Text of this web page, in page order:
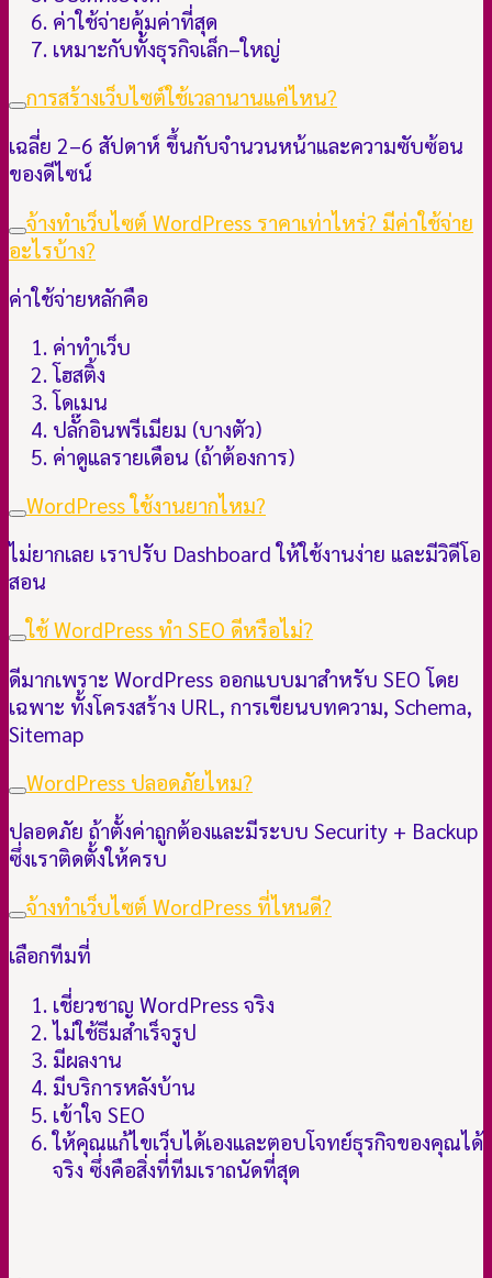
ค่าใช้จ่ายคุ้มค่าที่สุด
เหมาะกับทั้งธุรกิจเล็ก–ใหญ่
การสร้างเว็บไซต์ใช้เวลานานแค่ไหน?
เฉลี่ย 2–6 สัปดาห์ ขึ้นกับจำนวนหน้าและความซับซ้อน
ของดีไซน์
จ้างทำเว็บไซต์ WordPress ราคาเท่าไหร่? มีค่าใช้จ่าย
อะไรบ้าง?
ค่าใช้จ่ายหลักคือ
ค่าทำเว็บ
โฮสติ้ง
โดเมน
ปลั๊กอินพรีเมียม (บางตัว)
ค่าดูแลรายเดือน (ถ้าต้องการ)
WordPress ใช้งานยากไหม?
ไม่ยากเลย เราปรับ Dashboard ให้ใช้งานง่าย และมีวิดีโอ
สอน
ใช้ WordPress ทำ SEO ดีหรือไม่?
ดีมากเพราะ WordPress ออกแบบมาสำหรับ SEO โดย
เฉพาะ ทั้งโครงสร้าง URL, การเขียนบทความ, Schema,
Sitemap
WordPress ปลอดภัยไหม?
ปลอดภัย ถ้าตั้งค่าถูกต้องและมีระบบ Security + Backup
ซึ่งเราติดตั้งให้ครบ
จ้างทำเว็บไซต์ WordPress ที่ไหนดี?
เลือกทีมที่
เชี่ยวชาญ WordPress จริง
ไม่ใช้ธีมสำเร็จรูป
มีผลงาน
มีบริการหลังบ้าน
เข้าใจ SEO
ให้คุณแก้ไขเว็บได้เองและตอบโจทย์ธุรกิจของคุณได้
จริง ซึ่งคือสิ่งที่ทีมเราถนัดที่สุด